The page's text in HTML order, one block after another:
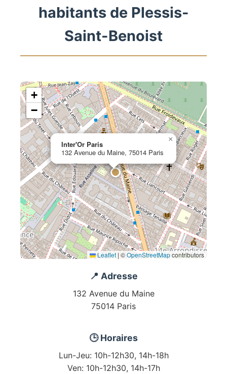
habitants de Plessis-
Saint-Benoist
Inter'Or Paris
132 Avenue du Maine, 75014 Paris
×
+
−
Leaflet | ©OpenStreetMapcontributors
📍 Adresse
132 Avenue du Maine
75014 Paris
🕒 Horaires
Lun-Jeu: 10h-12h30, 14h-18h
Ven: 10h-12h30, 14h-17h